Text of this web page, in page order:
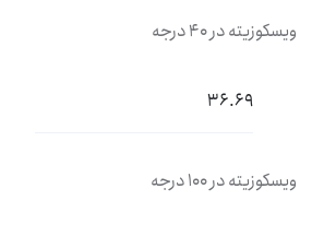
ویسکوزیته در 40 درجه
36.69
ویسکوزیته در 100 درجه